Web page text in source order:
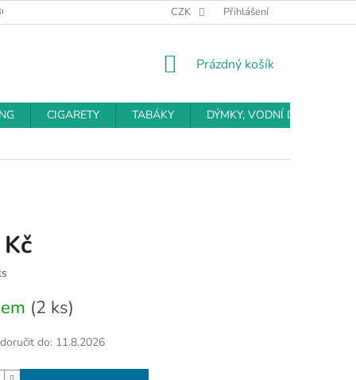
PODMÍNKY PODMÍNKY OCHRANY OSOBNÍCH ÚDAJŮ
CZK Přihlášení
NÁKUPNÍ
Prázdný košík
CIGARETY TABÁKY DÝMKY, VODNÍ DÝMKY
(2 ks)
do: 11.8.2026